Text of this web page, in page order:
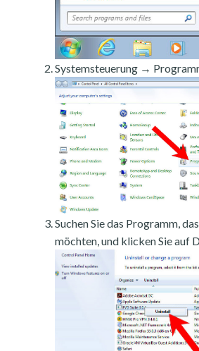
Systemsteuerung →
Suchen Sie das Programm,
möchten, und klicken Sie auf